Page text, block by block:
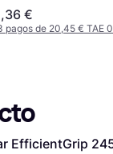
€
pagos de 20,45 € TAE
EfficientGrip